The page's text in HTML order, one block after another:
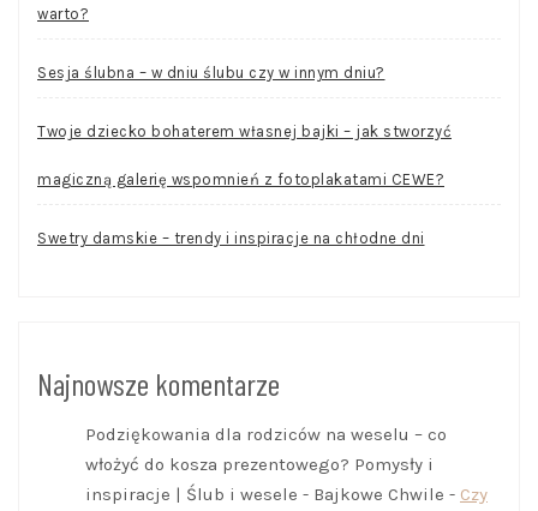
warto?
Sesja ślubna – w dniu ślubu czy w innym dniu?
Twoje dziecko bohaterem własnej bajki – jak stworzyć
magiczną galerię wspomnień z fotoplakatami CEWE?
Swetry damskie – trendy i inspiracje na chłodne dni
Najnowsze komentarze
Podziękowania dla rodziców na weselu – co
włożyć do kosza prezentowego? Pomysły i
inspiracje | Ślub i wesele - Bajkowe Chwile - Czy